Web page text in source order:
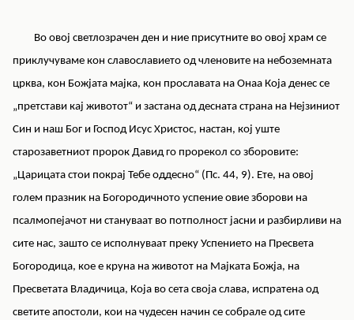
Во овој светлозрачен ден и ние присутните во овој храм се
приклучуваме кон славославието од членовите на небоземната
црква, кон Божјата мајка, кон прославата на Онаа Која денес се
„претстави кај животот“ и застана од десната страна на Нејзиниот
Син и наш Бог и Господ Исус Христос, настан, кој уште
старозаветниот пророк Давид го прорекол со зборовите:
„Царицата стои покрај Тебе оддесно“ (Пс. 44, 9). Ете, на овој
голем празник на Богородичното успение овие зборови на
псалмопејачот ни стануваат во потполност јасни и разбирливи на
сите нас, зашто се исполнуваат преку Успението на Пресвета
Богородица, кое е круна на животот на Мајката Божја, на
Пресветата Владичица, Која во сета своја слава, испратена од
светите апостоли, кои на чудесен начин се собрале од сите